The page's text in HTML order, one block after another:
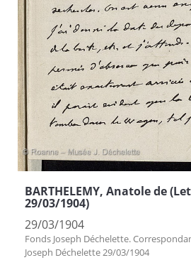
BARTHELEMY, Anatole de
29/03/1904)
29/03/1904
Fonds Joseph Déchelette.
Joseph Déchelette 29/03/1904